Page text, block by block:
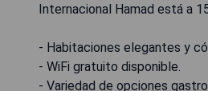
Internacional Hamad está a
- Habitaciones elegantes y
- WiFi gratuito disponible.
- Variedad de opciones